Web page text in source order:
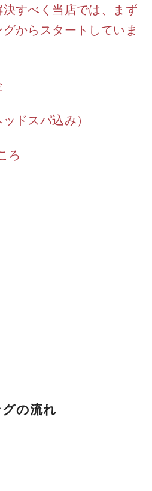
すべく当店では、まず
からスタートしていま
ドスパ込み）
ろ
の流れ